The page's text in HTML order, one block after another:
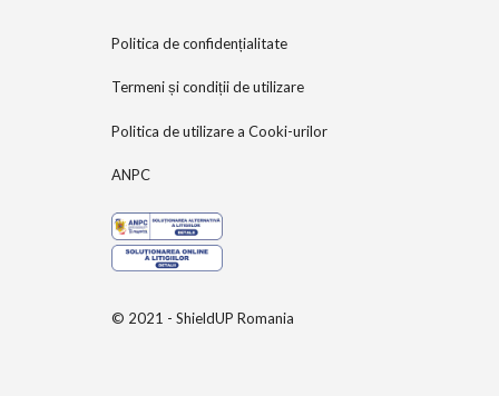
Politica de confidențialitate
Termeni și condiții de utilizare
Politica de utilizare a Cooki-urilor
ANPC
© 2021 - ShieldUP Romania